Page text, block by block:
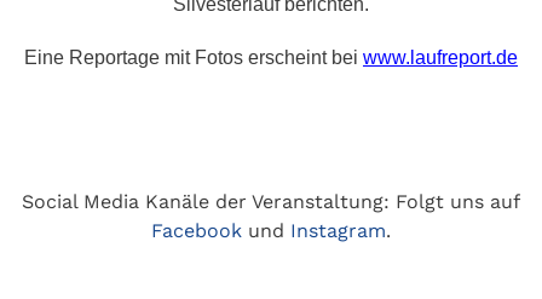
Silvesterlauf berichten.
Eine Reportage mit Fotos erscheint bei www.laufreport.de
Social Media Kanäle der Veranstaltung: Folgt uns auf
Facebook und Instagram.